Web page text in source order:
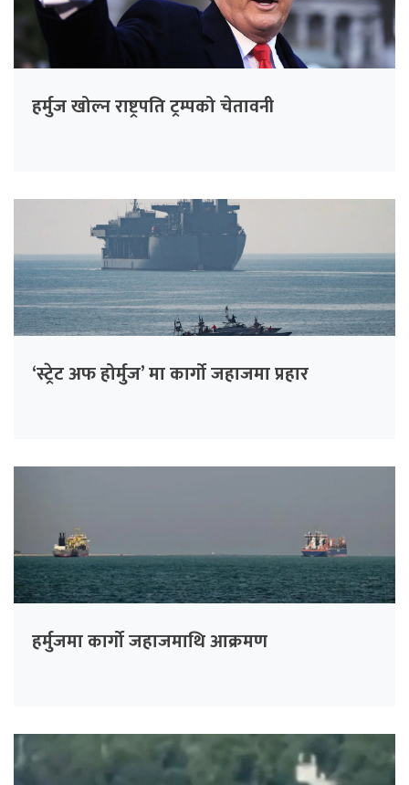
हर्मुज खोल्न राष्ट्रपति ट्रम्पको चेतावनी
‘स्ट्रेट अफ होर्मुज’ मा कार्गो जहाजमा प्रहार
हर्मुजमा कार्गो जहाजमाथि आक्रमण